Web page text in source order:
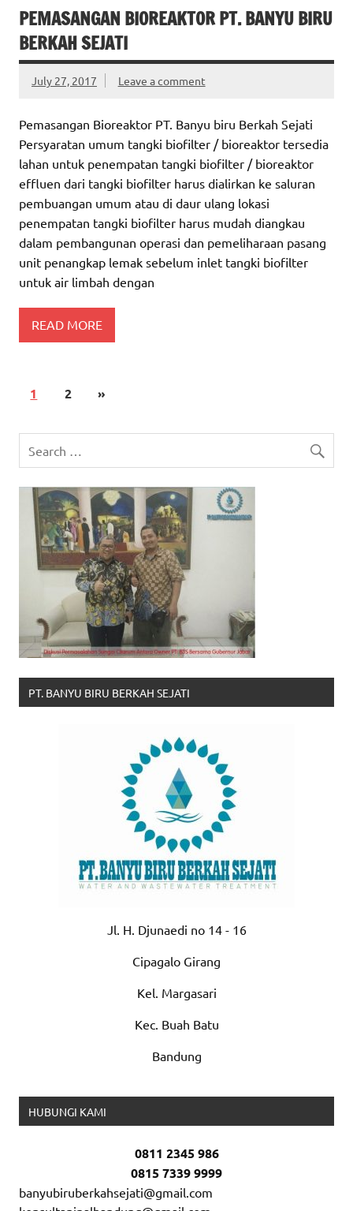
PEMASANGAN BIOREAKTOR PT. BANYU BIRU
BERKAH SEJATI
July 27, 2017 Leave a comment
Pemasangan Bioreaktor PT. Banyu biru Berkah Sejati
Persyaratan umum tangki biofilter / bioreaktor tersedia
lahan untuk penempatan tangki biofilter / bioreaktor
effluen dari tangki biofilter harus dialirkan ke saluran
pembuangan umum atau di daur ulang lokasi
penempatan tangki biofilter harus mudah diangkau
dalam pembangunan operasi dan pemeliharaan pasang
unit penangkap lemak sebelum inlet tangki biofilter
untuk air limbah dengan
READ MORE
1 2 »
PT. BANYU BIRU BERKAH SEJATI
Jl. H. Djunaedi no 14 - 16
Cipagalo Girang
Kel. Margasari
Kec. Buah Batu
Bandung
HUBUNGI KAMI
0811 2345 986
0815 7339 9999
banyubiruberkahsejati@gmail.com